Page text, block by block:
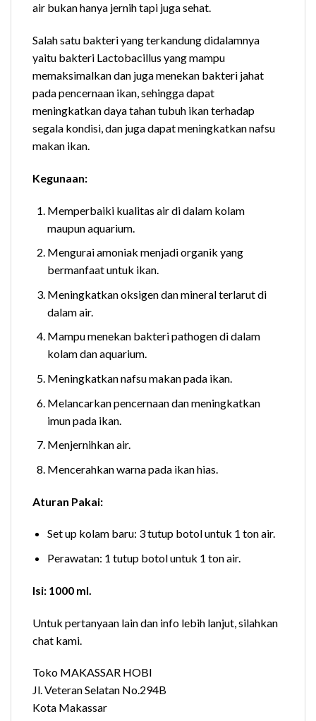
air bukan hanya jernih tapi juga sehat.
Salah satu bakteri yang terkandung didalamnya
yaitu bakteri Lactobacillus yang mampu
memaksimalkan dan juga menekan bakteri jahat
pada pencernaan ikan, sehingga dapat
meningkatkan daya tahan tubuh ikan terhadap
segala kondisi, dan juga dapat meningkatkan nafsu
makan ikan.
Kegunaan:
Memperbaiki kualitas air di dalam kolam
maupun aquarium.
Mengurai amoniak menjadi organik yang
bermanfaat untuk ikan.
Meningkatkan oksigen dan mineral terlarut di
dalam air.
Mampu menekan bakteri pathogen di dalam
kolam dan aquarium.
Meningkatkan nafsu makan pada ikan.
Melancarkan pencernaan dan meningkatkan
imun pada ikan.
Menjernihkan air.
Mencerahkan warna pada ikan hias.
Aturan Pakai:
Set up kolam baru: 3 tutup botol untuk 1 ton air.
Perawatan: 1 tutup botol untuk 1 ton air.
Isi: 1000 ml.
Untuk pertanyaan lain dan info lebih lanjut, silahkan
chat kami.
Toko MAKASSAR HOBI
Jl. Veteran Selatan No.294B
Kota Makassar